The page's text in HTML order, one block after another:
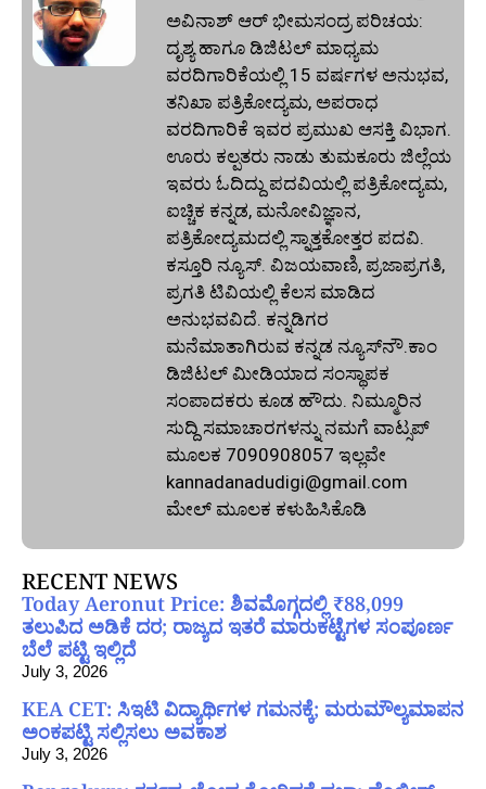
ಅವಿನಾಶ್‌ ಆರ್‌ ಭೀಮಸಂದ್ರ ಪರಿಚಯ:
ದೃಶ್ಯ ಹಾಗೂ ಡಿಜಿಟಲ್ ಮಾಧ್ಯಮ
ವರದಿಗಾರಿಕೆಯಲ್ಲಿ 15 ವರ್ಷಗಳ ಅನುಭವ,
ತನಿಖಾ ಪತ್ರಿಕೋದ್ಯಮ, ಅಪರಾಧ
ವರದಿಗಾರಿಕೆ ಇವರ ಪ್ರಮುಖ ಆಸಕ್ತಿ ವಿಭಾಗ.
ಊರು ಕಲ್ಪತರು ನಾಡು ತುಮಕೂರು ಜಿಲ್ಲೆಯ
ಇವರು ಓದಿದ್ದು ಪದವಿಯಲ್ಲಿ ಪತ್ರಿಕೋದ್ಯಮ,
ಐಚ್ಚಿಕ ಕನ್ನಡ, ಮನೋವಿಜ್ಞಾನ,
ಪತ್ರಿಕೋದ್ಯಮದಲ್ಲಿ ಸ್ನಾತ್ತಕೋತ್ತರ ಪದವಿ.
ಕಸ್ತೂರಿ ನ್ಯೂಸ್‌. ವಿಜಯವಾಣಿ, ಪ್ರಜಾಪ್ರಗತಿ,
ಪ್ರಗತಿ ಟಿವಿಯಲ್ಲಿ ಕೆಲಸ ಮಾಡಿದ
ಅನುಭವವಿದೆ. ಕನ್ನಡಿಗರ
ಮನೆಮಾತಾಗಿರುವ ಕನ್ನಡ ನ್ಯೂಸ್‌ನೌ.ಕಾಂ
ಡಿಜಿಟಲ್‌ ಮೀಡಿಯಾದ ಸಂಸ್ಥಾಪಕ
ಸಂಪಾದಕರು ಕೂಡ ಹೌದು. ನಿಮ್ಮೂರಿನ
ಸುದ್ದಿ ಸಮಾಚಾರಗಳನ್ನು ನಮಗೆ ವಾಟ್ಸಪ್‌
ಮೂಲಕ 7090908057 ಇಲ್ಲವೇ
kannadanadudigi@gmail.com
ಮೇಲ್‌ ಮೂಲಕ ಕಳುಹಿಸಿಕೊಡಿ
RECENT NEWS
Today Aeronut Price: ಶಿವಮೊಗ್ಗದಲ್ಲಿ ₹88,099
ತಲುಪಿದ ಅಡಿಕೆ ದರ; ರಾಜ್ಯದ ಇತರೆ ಮಾರುಕಟ್ಟೆಗಳ ಸಂಪೂರ್ಣ
ಬೆಲೆ ಪಟ್ಟಿ ಇಲ್ಲಿದೆ
July 3, 2026
KEA CET: ಸಿಇಟಿ ವಿದ್ಯಾರ್ಥಿಗಳ ಗಮನಕ್ಕೆ; ಮರುಮೌಲ್ಯಮಾಪನ
ಅಂಕಪಟ್ಟಿ ಸಲ್ಲಿಸಲು ಅವಕಾಶ
July 3, 2026